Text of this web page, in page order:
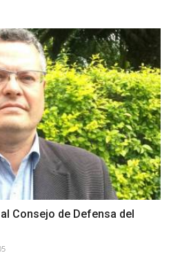
Consejo de Defensa del